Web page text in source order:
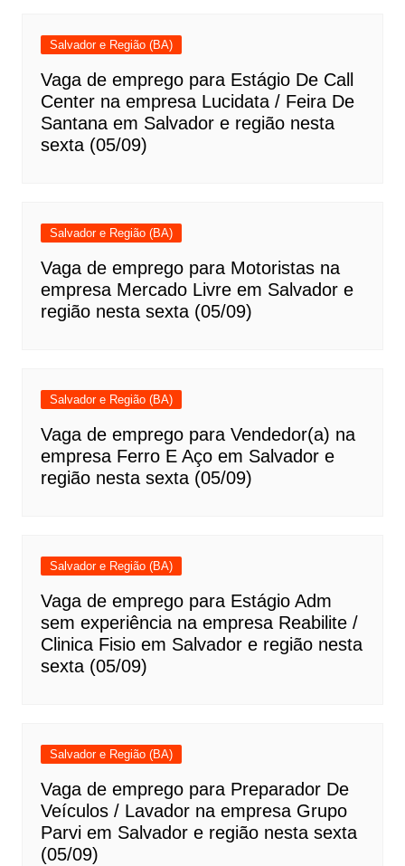
Salvador e Região (BA)
Vaga de emprego para Estágio De Call
Center na empresa Lucidata / Feira De
Santana em Salvador e região nesta
sexta (05/09)
Salvador e Região (BA)
Vaga de emprego para Motoristas na
empresa Mercado Livre em Salvador e
região nesta sexta (05/09)
Salvador e Região (BA)
Vaga de emprego para Vendedor(a) na
empresa Ferro E Aço em Salvador e
região nesta sexta (05/09)
Salvador e Região (BA)
Vaga de emprego para Estágio Adm
sem experiência na empresa Reabilite /
Clinica Fisio em Salvador e região nesta
sexta (05/09)
Salvador e Região (BA)
Vaga de emprego para Preparador De
Veículos / Lavador na empresa Grupo
Parvi em Salvador e região nesta sexta
(05/09)